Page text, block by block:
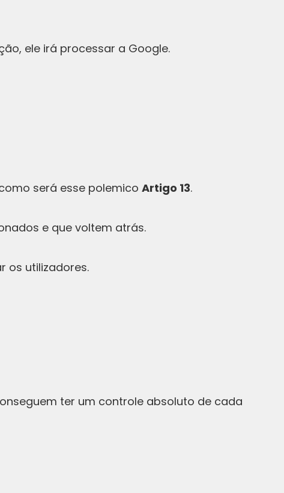
ele irá processar a Google.
será esse polemico Artigo 13.
e que voltem atrás.
os utilizadores.
ter um controle absoluto de cada